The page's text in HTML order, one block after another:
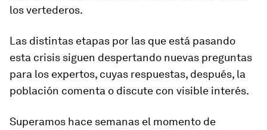
los vertederos.
Las distintas etapas por las que está pasando
esta crisis siguen despertando nuevas preguntas
para los expertos, cuyas respuestas, después, la
población comenta o discute con visible interés.
Superamos hace semanas el momento de